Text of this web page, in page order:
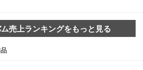
売上ランキングをもっと見る